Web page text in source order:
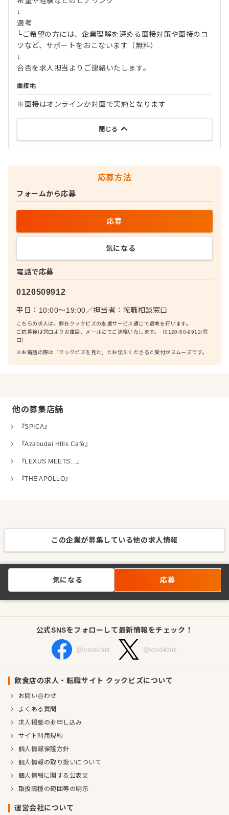
↓
選考
└ご希望の方には、企業理解を深める面接対策や面接のコ
ツなど、サポートをおこないます（無料）
↓
合否を求人担当よりご連絡いたします。
面接地
※面接はオンラインか対面で実施となります
閉じる
応募方法
電話で応募
0120509912
平日：10:00〜19:00／担当者： 転職相談窓口
こちらの求人は、弊社クックビズの支援サービス通じて選考を行います。
ご応募後は窓口よりお電話、メールにてご連絡いたします。（0120-50-9912/窓
口）
※お電話の際は「クックビズを見た」とお伝えくださると受付がスムーズです。
フォームから応募
応募
気になる
他の募集店舗
『SPICA』
『Azabudai HIlls Café』
『LEXUS MEETS…』
『THE APOLLO』
この企業が募集している他の求人情報
気になる 応募
公式SNSをフォローして最新情報をチェック！
@cookbiz @cookbiz
飲食店の求人・転職サイト クックビズについて
お問い合わせ
よくある質問
求人掲載のお申し込み
サイト利用規約
個人情報保護方針
個人情報の取り扱いについて
個人情報に関する公表文
取扱職種の範囲等の明示
運営会社について